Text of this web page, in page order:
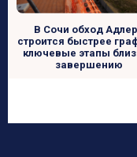
В Сочи обход
строится быстрее
ключевые этапы
завершению